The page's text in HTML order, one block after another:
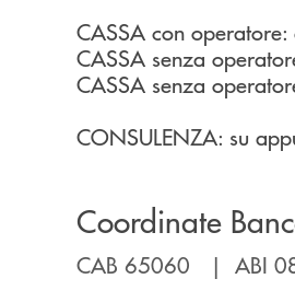
CASSA con
CASSA senza
CASSA senza
CONSULENZA: su
Coordinate
CAB 65060 | ABI